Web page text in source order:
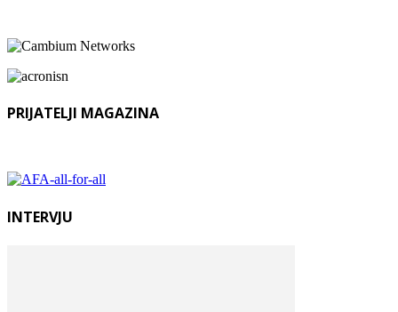
PRIJATELJI MAGAZINA
INTERVJU